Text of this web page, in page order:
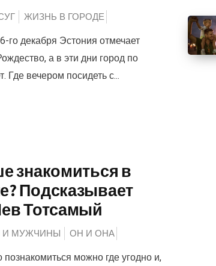
ЖИЗНЬ В ГОРОДЕ
го декабря Эстония отмечает
а в эти дни город по
Где вечером посидеть с...
знакомиться в
Подсказывает
Тотсамый
МУЖЧИНЫ ОН И ОНА
познакомиться можно где угодно и,